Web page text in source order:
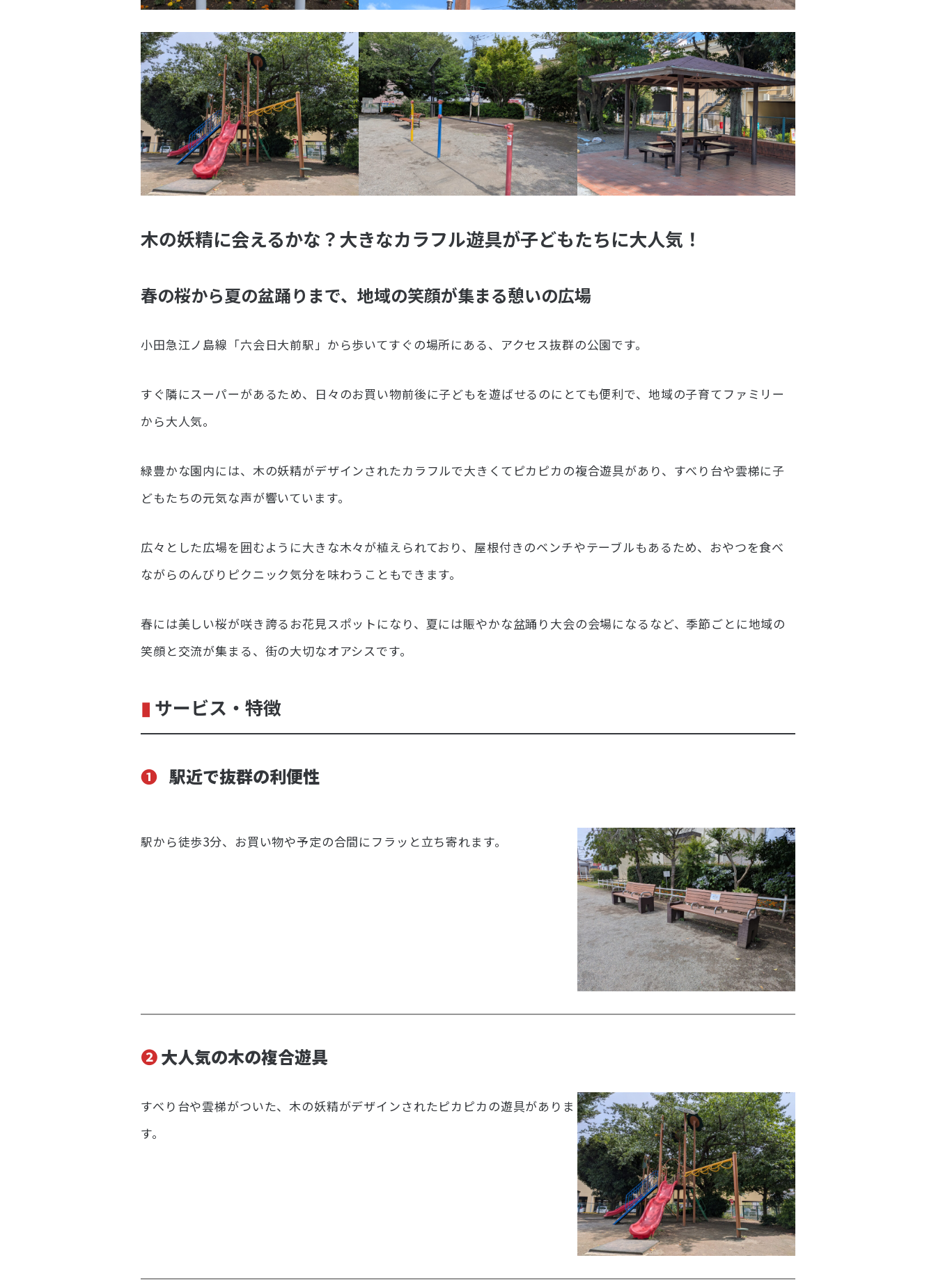
木の妖精に会えるかな？大きなカラフル遊具が子どもたちに大人気！
春の桜から夏の盆踊りまで、地域の笑顔が集まる憩いの広場
小田急江ノ島線「六会日大前駅」から歩いてすぐの場所にある、アクセス抜群の公園です。
すぐ隣にスーパーがあるため、日々のお買い物前後に子どもを遊ばせるのにとても便利で、地域の子育てファミリー
から大人気。
緑豊かな園内には、木の妖精がデザインされたカラフルで大きくてピカピカの複合遊具があり、すべり台や雲梯に子
どもたちの元気な声が響いています。
広々とした広場を囲むように大きな木々が植えられており、屋根付きのベンチやテーブルもあるため、おやつを食べ
ながらのんびりピクニック気分を味わうこともできます。
春には美しい桜が咲き誇るお花見スポットになり、夏には賑やかな盆踊り大会の会場になるなど、季節ごとに地域の
笑顔と交流が集まる、街の大切なオアシスです。
▮ サービス・特徴
❶ 駅近で抜群の利便性
駅から徒歩3分、お買い物や予定の合間にフラッと立ち寄れます。
❷大人気の木の複合遊具
すべり台や雲梯がついた、木の妖精がデザインされたピカピカの遊具がありま
す。